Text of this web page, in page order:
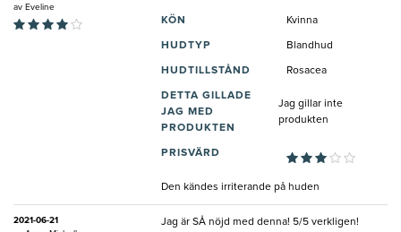
av Eveline
KÖN Kvinna
HUDTYP Blandhud
HUDTILLSTÅND Rosacea
DETTA GILLADE
JAG MED
PRODUKTEN
Jag gillar inte
produkten
PRISVÄRD
Den kändes irriterande på huden
2021-06-21
Jag är SÅ nöjd med denna! 5/5 verkligen!